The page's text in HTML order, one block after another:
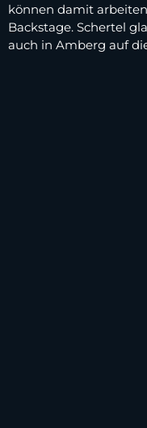
können damit
Backstage. Schertel
auch in Amberg auf